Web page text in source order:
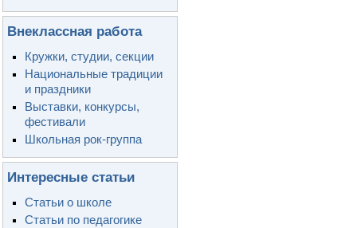
Внеклассная работа
Кружки, студии, секции
Национальные традиции
и праздники
Выставки, конкурсы,
фестивали
Школьная рок-группа
Интересные статьи
Статьи о школе
Статьи по педагогике